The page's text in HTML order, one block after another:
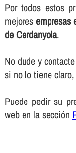
Por todos estos
mejoresempresas
de Cerdanyola.
No dude y
si no lo tiene
Puede pedir su
web en la sección